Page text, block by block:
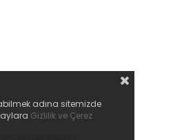
adına sitemizde
Gizlilik ve Çerez